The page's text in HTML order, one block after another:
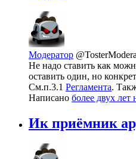
Модератор
Не надо ставить как
оставить один, но
См.п.3.1 Регламента.
Написано более двух лет
Ик приёмник